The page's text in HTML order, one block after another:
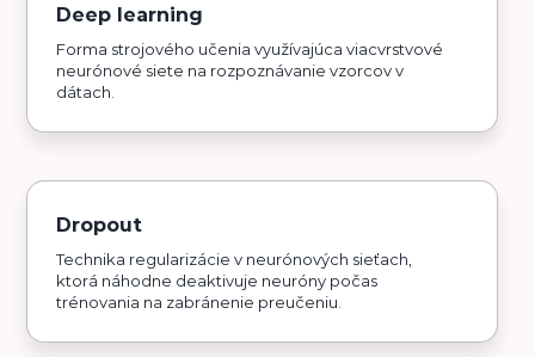
Deep learning
Forma strojového učenia využívajúca viacvrstvové
neurónové siete na rozpoznávanie vzorcov v
dátach.
Dropout
Technika regularizácie v neurónových sieťach,
ktorá náhodne deaktivuje neuróny počas
trénovania na zabránenie preučeniu.